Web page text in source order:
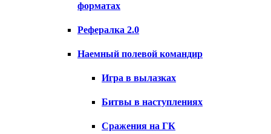
форматах
Рефералка 2.0
Наемный полевой командир
Игра в вылазках
Битвы в наступлениях
Сражения на ГК